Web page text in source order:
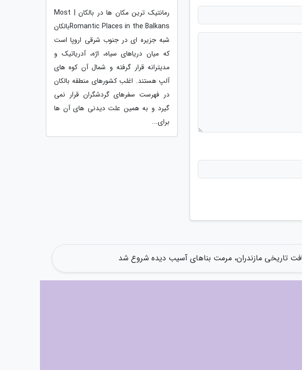
رمانتیک ترین مکان ها در بالکان | Most
Romantic Places in the Balkansبالکان
شبه جزیره ای در جنوب شرقی اروپا است
که میان دریاهای سیاه، اژه، آدریاتیک و
مدیترانه قرار گرفته و شمال آن کوه های
آلپ هستند. اغلب کشورهای منطقه بالکان
در فهرست سفرهای گردشگران قرار نمی
گیرد و به همین علت دیدنی های آن ها
برای...